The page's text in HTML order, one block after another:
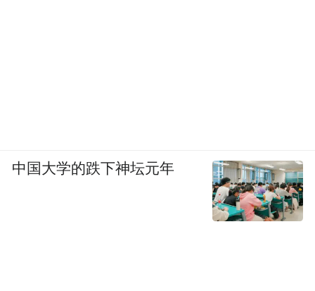
中国大学的跌下神坛元年